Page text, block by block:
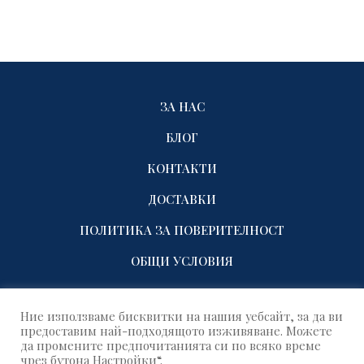
ЗА НАС
БЛОГ
КОНТАКТИ
ДОСТАВКИ
ПОЛИТИКА ЗА ПОВЕРИТЕЛНОСТ
ОБЩИ УСЛОВИЯ
Ние използваме бисквитки на нашия уебсайт, за да ви
предоставим най-подходящото изживяване. Можете
да промените предпочитанията си по всяко време
чрез бутона Настройки“.